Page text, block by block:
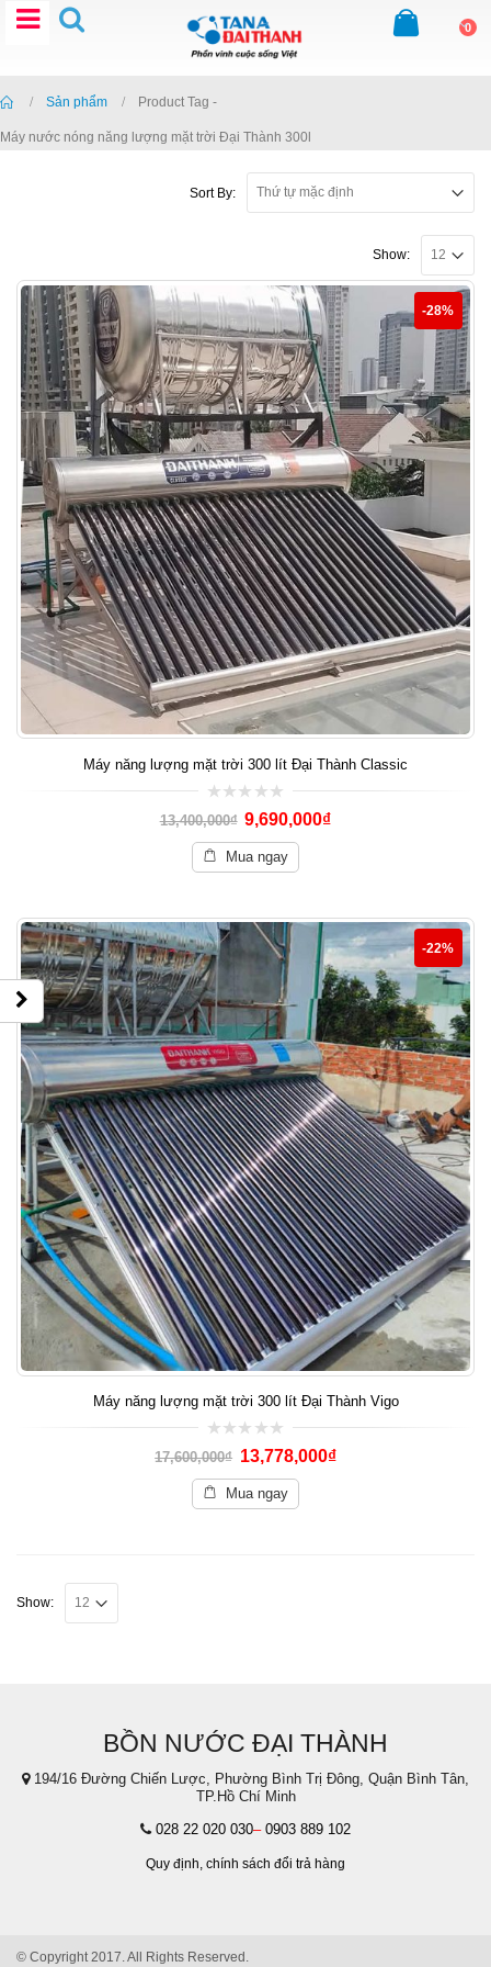
0
Home
Sản phẩm Product Tag -
Máy nước nóng năng lượng mặt trời Đại Thành 300l
Sort By:
Show:
-28%
Máy năng lượng mặt trời 300 lít Đại Thành Classic
0
out
of
5
13,400,000₫ 9,690,000₫
Mua ngay
-22%
Máy năng lượng mặt trời 300 lít Đại Thành Vigo
0
out
of
5
17,600,000₫ 13,778,000₫
Mua ngay
Show:
BỒN NƯỚC ĐẠI THÀNH
194/16 Đường Chiến Lược, Phường Bình Trị Đông, Quận Bình Tân,
TP.Hồ Chí Minh
028 22 020 030– 0903 889 102
Quy định, chính sách đổi trả hàng
© Copyright 2017. All Rights Reserved.